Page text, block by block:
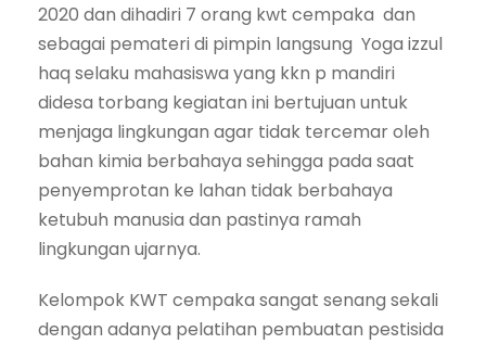
2020 dan dihadiri 7 orang kwt cempaka dan
sebagai pemateri di pimpin langsung Yoga izzul
haq selaku mahasiswa yang kkn p mandiri
didesa torbang kegiatan ini bertujuan untuk
menjaga lingkungan agar tidak tercemar oleh
bahan kimia berbahaya sehingga pada saat
penyemprotan ke lahan tidak berbahaya
ketubuh manusia dan pastinya ramah
lingkungan ujarnya.
Kelompok KWT cempaka sangat senang sekali
dengan adanya pelatihan pembuatan pestisida